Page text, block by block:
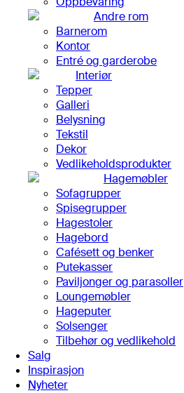
Andre rom
Barnerom
Kontor
Entré og garderobe
Interiør
Tepper
Galleri
Belysning
Tekstil
Dekor
Vedlikeholdsprodukter
Hagemøbler
Sofagrupper
Spisegrupper
Hagestoler
Hagebord
Cafésett og benker
Putekasser
Paviljonger og parasoller
Loungemøbler
Hageputer
Solsenger
Tilbehør og vedlikehold
Salg
Inspirasjon
Nyheter